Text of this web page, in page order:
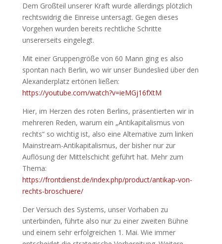
Dem Großteil unserer Kraft wurde allerdings plötzlich
rechtswidrig die Einreise untersagt. Gegen dieses
Vorgehen wurden bereits rechtliche Schritte
unsererseits eingelegt.
Mit einer Gruppengröße von 60 Mann ging es also
spontan nach Berlin, wo wir unser Bundeslied über den
Alexanderplatz ertönen ließen:
https://youtube.com/watch?v=ieMGj16fXtM
Hier, im Herzen des roten Berlins, präsentierten wir in
mehreren Reden, warum ein „Antikapitalismus von
rechts“ so wichtig ist, also eine Alternative zum linken
Mainstream-Antikapitalismus, der bisher nur zur
Auflösung der Mittelschicht geführt hat. Mehr zum
Thema:
https://frontdienst.de/index.php/product/antikap-von-
rechts-broschuere/
Der Versuch des Systems, unser Vorhaben zu
unterbinden, führte also nur zu einer zweiten Bühne
und einem sehr erfolgreichen 1. Mai. Wie immer